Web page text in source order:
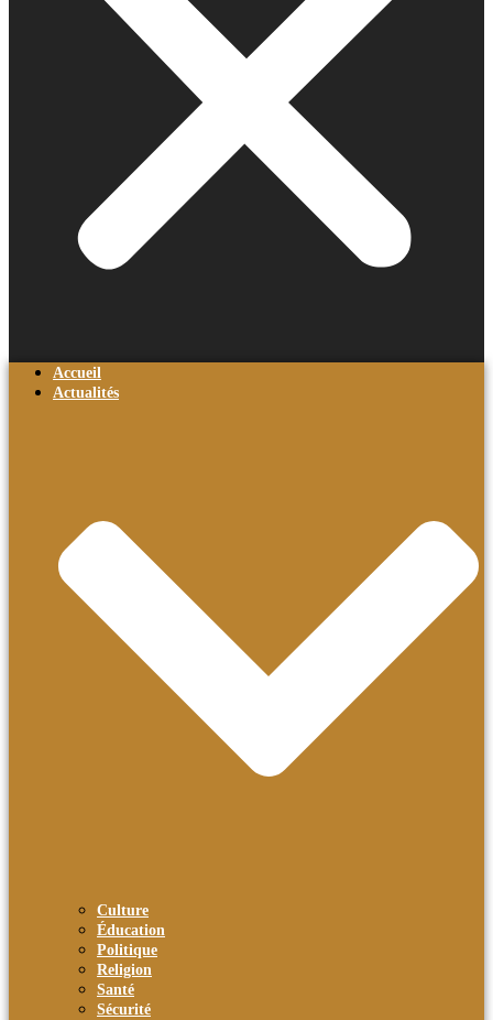
Accueil
Actualités
Culture
Éducation
Politique
Religion
Santé
Sécurité